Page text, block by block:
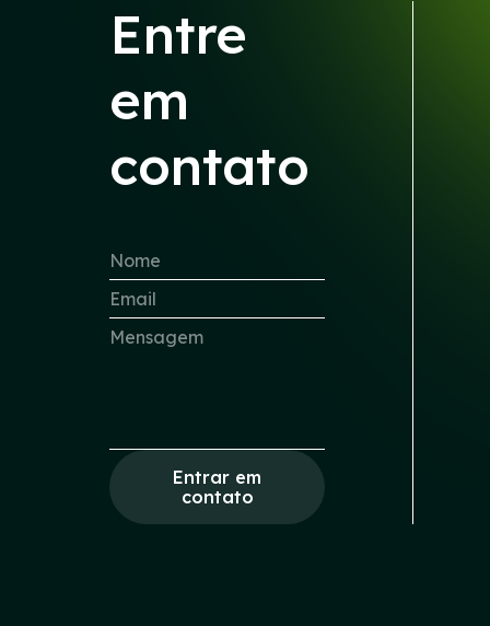
Entre
em
contato
Entrar em
contato